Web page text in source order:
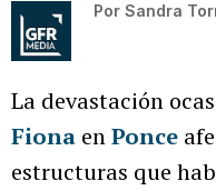
Por Sandra
La devastación
Fiona enPonce
estructuras que